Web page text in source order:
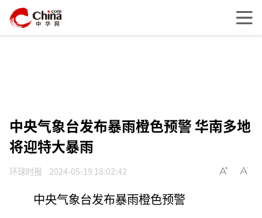
中央气象台发布暴雨橙色预警 华南多地
将迎特大暴雨
环球时报 2024-05-19 18:02:42
中央气象台发布暴雨橙色预警